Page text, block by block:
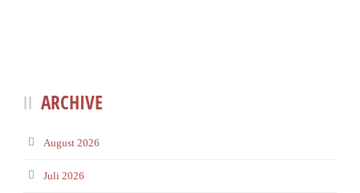
ARCHIVE
August 2026
Juli 2026